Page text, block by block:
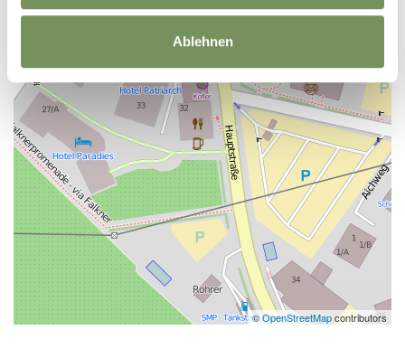
Ablehnen
©OpenStreetMapcontributors